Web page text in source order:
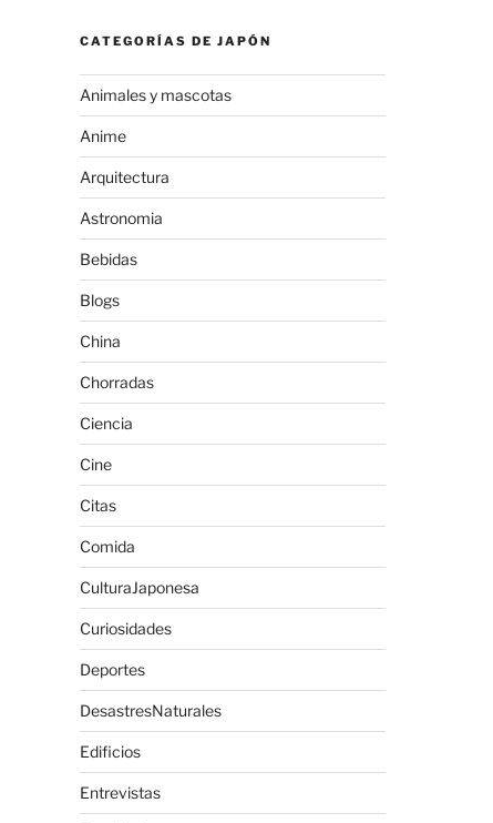
CATEGORÍAS DE JAPÓN
Animales y mascotas
Anime
Arquitectura
Astronomia
Bebidas
Blogs
China
Chorradas
Ciencia
Cine
Citas
Comida
CulturaJaponesa
Curiosidades
Deportes
DesastresNaturales
Edificios
Entrevistas